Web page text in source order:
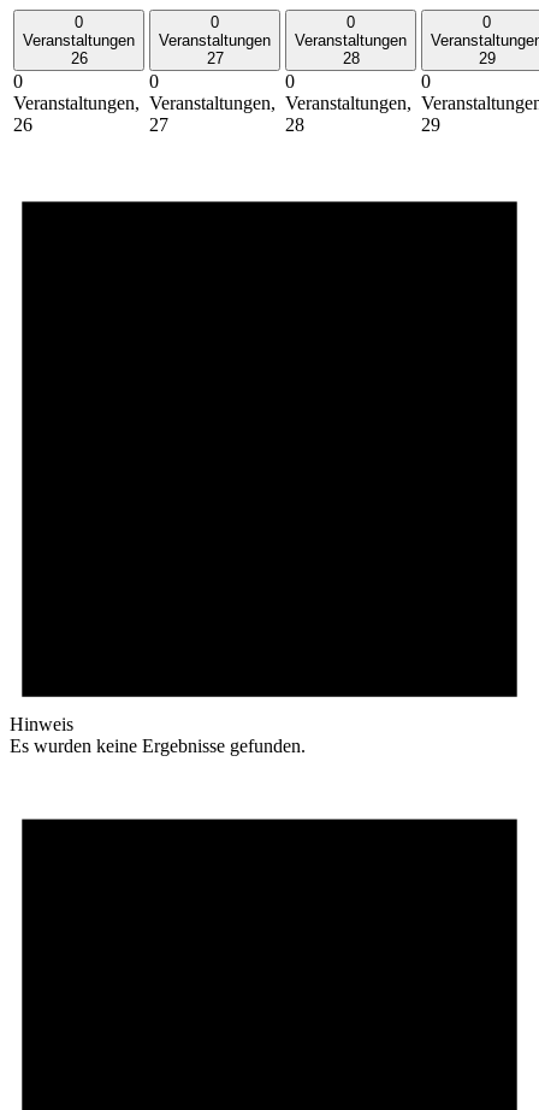
0
Veranstaltungen
26
0
Veranstaltungen,
26
0
Veranstaltungen
27
0
Veranstaltungen,
27
0
Veranstaltungen
28
0
Veranstaltungen,
28
0
29
0
29
Hinweis
Es wurden keine Ergebnisse gefunden.